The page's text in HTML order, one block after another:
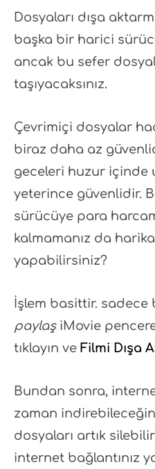
Dosyaları dışa
başka bir harici
ancak bu sefer
taşıyacaksınız.
Çevrimiçi dosyalar
biraz daha az
geceleri huzur içinde
yeterince güvenlidir.
sürücüye para
kalmamanız da
yapabilirsiniz?
İşlem basittir. sadece
paylaşiMovie
tıklayın ve Filmi Dışa
Bundan sonra,
zaman
dosyaları artık
internet bağlantınız